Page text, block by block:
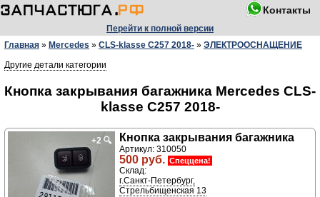
Контакты
Перейти к полной версии
Главная » Mercedes » CLS-klasse C257 2018- » ЭЛЕКТРООСНАЩЕНИЕ
Другие детали категории
Кнопка закрывания багажника Mercedes CLS-
klasse C257 2018-
+2 🔍 Кнопка закрывания багажника
Артикул: 310050
500 руб. Спеццена!
Склад:
г.Санкт-Петербург,
Стрельбищенская 13